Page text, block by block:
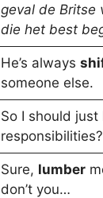
geval de Britse
die het best
He’s always
someone else.
So I should just
responsibilities?
Sure, lumber
don’t you…